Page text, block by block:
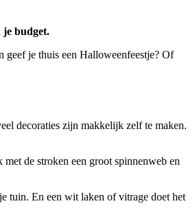
je budget.
geef je thuis een Halloweenfeestje? Of
decoraties zijn makkelijk zelf te maken.
de stroken een groot spinnenweb en
tuin. En een wit laken of vitrage doet het